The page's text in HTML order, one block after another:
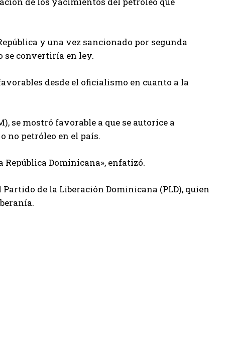
y una vez sancionado por segunda
se convertiría en ley.
desde el oficialismo en cuanto a la
se mostró favorable a que se autorice a
no petróleo en el país.
República Dominicana», enfatizó.
de la Liberación Dominicana (PLD), quien